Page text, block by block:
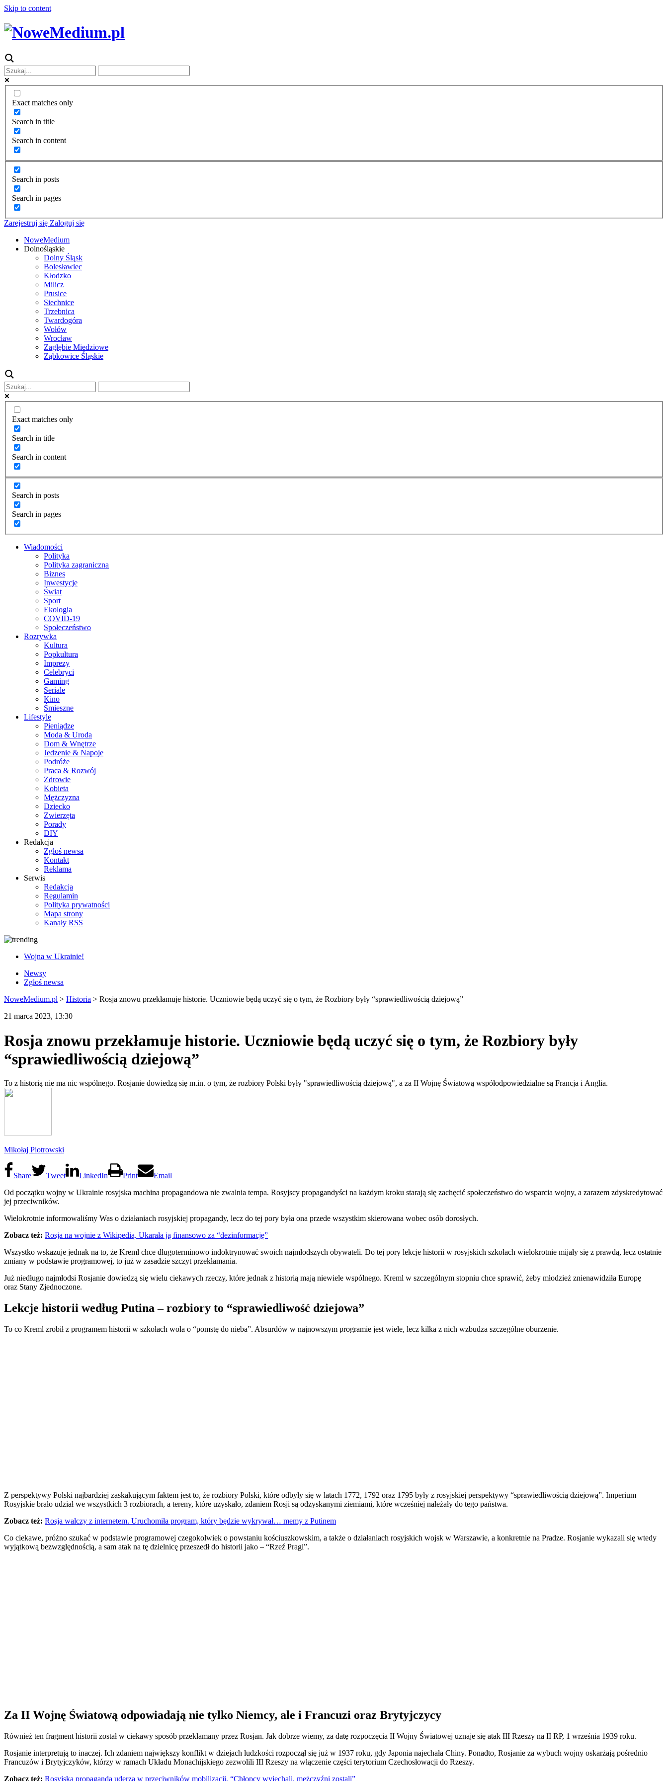
Skip to content
Exact matches only
Search in title
Search in content
Search in posts
Search in pages
Zarejestruj się Zaloguj się
NoweMedium
Dolnośląskie
Dolny Śląsk
Bolesławiec
Kłodzko
Milicz
Prusice
Siechnice
Trzebnica
Twardogóra
Wołów
Wrocław
Zagłębie Miedziowe
Ząbkowice Śląskie
Exact matches only
Search in title
Search in content
Search in posts
Search in pages
Wiadomości
Polityka
Polityka zagraniczna
Biznes
Inwestycje
Świat
Sport
Ekologia
COVID-19
Społeczeństwo
Rozrywka
Kultura
Popkultura
Imprezy
Celebryci
Gaming
Seriale
Kino
Śmieszne
Lifestyle
Pieniądze
Moda & Uroda
Dom & Wnętrze
Jedzenie & Napoje
Podróże
Praca & Rozwój
Zdrowie
Kobieta
Mężczyzna
Dziecko
Zwierzęta
Porady
DIY
Redakcja
Zgłoś newsa
Kontakt
Reklama
Serwis
Redakcja
Regulamin
Polityka prywatności
Mapa strony
Kanały RSS
Wojna w Ukrainie!
Newsy
Zgłoś newsa
NoweMedium.pl > Historia > Rosja znowu przekłamuje historie. Uczniowie będą uczyć się o tym, że Rozbiory były “sprawiedliwością dziejową”
21 marca 2023, 13:30
Rosja znowu przekłamuje historie. Uczniowie będą uczyć się o tym, że Rozbiory były
“sprawiedliwością dziejową”
To z historią nie ma nic wspólnego. Rosjanie dowiedzą się m.in. o tym, że rozbiory Polski były "sprawiedliwością dziejową", a za II Wojnę Światową współodpowiedzialne są Francja i Anglia.
Mikołaj Piotrowski
Share Tweet LinkedIn Print
Email
Od początku wojny w Ukrainie rosyjska machina propagandowa nie zwalnia tempa. Rosyjscy propagandyści na każdym kroku starają się zachęcić społeczeństwo do wsparcia wojny, a zarazem zdyskredytować
jej przeciwników.
Wielokrotnie informowaliśmy Was o działaniach rosyjskiej propagandy, lecz do tej pory była ona przede wszystkim skierowana wobec osób dorosłych.
Zobacz też: Rosja na wojnie z Wikipedią. Ukarała ją finansowo za “dezinformację”
Wszystko wskazuje jednak na to, że Kreml chce długoterminowo indoktrynować swoich najmłodszych obywateli. Do tej pory lekcje historii w rosyjskich szkołach wielokrotnie mijały się z prawdą, lecz ostatnie
zmiany w podstawie programowej, to już w zasadzie szczyt przekłamania.
Już niedługo najmłodsi Rosjanie dowiedzą się wielu ciekawych rzeczy, które jednak z historią mają niewiele wspólnego. Kreml w szczególnym stopniu chce sprawić, żeby młodzież znienawidziła Europę
oraz Stany Zjednoczone.
Lekcje historii według Putina – rozbiory to “sprawiedliwość dziejowa”
To co Kreml zrobił z programem historii w szkołach woła o “pomstę do nieba”. Absurdów w najnowszym programie jest wiele, lecz kilka z nich wzbudza szczególne oburzenie.
Z perspektywy Polski najbardziej zaskakującym faktem jest to, że rozbiory Polski, które odbyły się w latach 1772, 1792 oraz 1795 były z rosyjskiej perspektywy “sprawiedliwością dziejową”. Imperium
Rosyjskie brało udział we wszystkich 3 rozbiorach, a tereny, które uzyskało, zdaniem Rosji są odzyskanymi ziemiami, które wcześniej należały do tego państwa.
Zobacz też: Rosja walczy z internetem. Uruchomiła program, który będzie wykrywał… memy z Putinem
Co ciekawe, próżno szukać w podstawie programowej czegokolwiek o powstaniu kościuszkowskim, a także o działaniach rosyjskich wojsk w Warszawie, a konkretnie na Pradze. Rosjanie wykazali się wtedy
wyjątkową bezwzględnością, a sam atak na tę dzielnicę przeszedł do historii jako – “Rzeź Pragi”.
Za II Wojnę Światową odpowiadają nie tylko Niemcy, ale i Francuzi oraz Brytyjczycy
Również ten fragment historii został w ciekawy sposób przekłamany przez Rosjan. Jak dobrze wiemy, za datę rozpoczęcia II Wojny Światowej uznaje się atak III Rzeszy na II RP, 1 września 1939 roku.
Rosjanie interpretują to inaczej. Ich zdaniem największy konflikt w dziejach ludzkości rozpoczął się już w 1937 roku, gdy Japonia najechała Chiny. Ponadto, Rosjanie za wybuch wojny oskarżają pośrednio
Francuzów i Brytyjczyków, którzy w ramach Układu Monachijskiego zezwolili III Rzeszy na włączenie części terytorium Czechosłowacji do Rzeszy.
Zobacz też: Rosyjska propaganda uderza w przeciwników mobilizacji. “Chłopcy wyjechali, mężczyźni zostali”